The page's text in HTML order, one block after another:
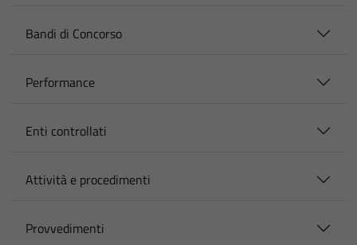
Bandi di Concorso
Performance
Enti controllati
Attività e procedimenti
Provvedimenti